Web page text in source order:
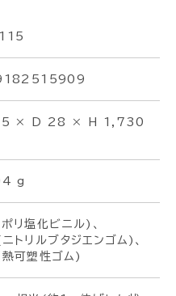
× D 28 × H 1,730
g
リ塩化ビニル)、
トリルブタジエンゴム)、
可塑性ゴム)